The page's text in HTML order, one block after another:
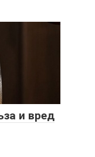
и вред